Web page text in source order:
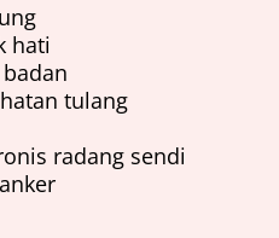
hati
tulang
radang sendi